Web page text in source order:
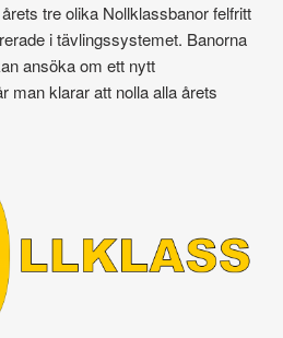
tre olika Nollklassbanor felfritt
i tävlingssystemet. Banorna
ansöka om ett nytt
man klarar att nolla alla årets